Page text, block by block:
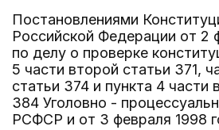
Постановлениями
Российской Федерации от 2
по делу о проверке
5 части второй статьи 371,
статьи 374 и пункта 4 части
384 Уголовно -
РСФСР и от 3 февраля 1998